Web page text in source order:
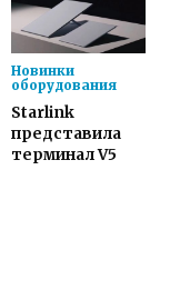
Новинки
оборудования
Starlink
представила
терминал V5